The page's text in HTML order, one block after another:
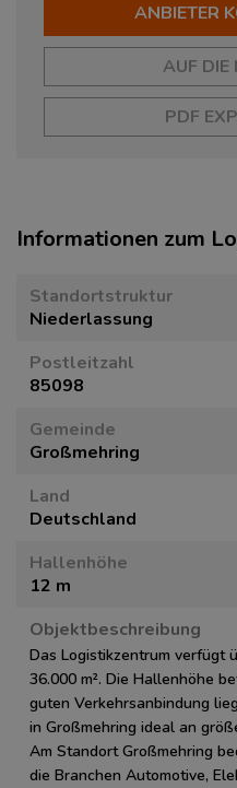
ANBIETER
AUF DIE
PDF
Informationen zum
Standortstruktur
Niederlassung
Postleitzahl
85098
Gemeinde
Großmehring
Land
Deutschland
Hallenhöhe
12 m
Objektbeschreibung
Das Logistikzentrum verfügt
36.000 m². Die Hallenhöhe
guten Verkehrsanbindung
in Großmehring ideal an
Am Standort Großmehring
die Branchen Automotive,